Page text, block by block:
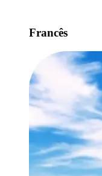
Francês